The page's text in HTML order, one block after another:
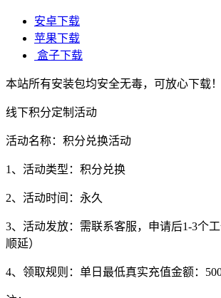
安卓下载
苹果下载
盒子下载
本站所有安装包均安全无毒，可放心下载！
线下积分定制活动
活动名称：积分兑换活动
1、活动类型：积分兑换
2、活动时间：永久
3、活动发放：需联系客服，申请后1-3个
顺延）
4、领取规则：单日最低真实充值金额：